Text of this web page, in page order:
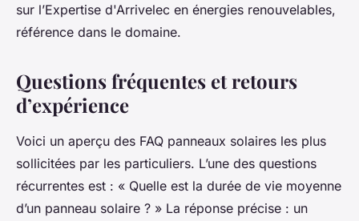
sur l’Expertise d'Arrivelec en énergies renouvelables,
référence dans le domaine.
Questions fréquentes et retours
d’expérience
Voici un aperçu des FAQ panneaux solaires les plus
sollicitées par les particuliers. L’une des questions
récurrentes est : « Quelle est la durée de vie moyenne
d’un panneau solaire ? » La réponse précise : un